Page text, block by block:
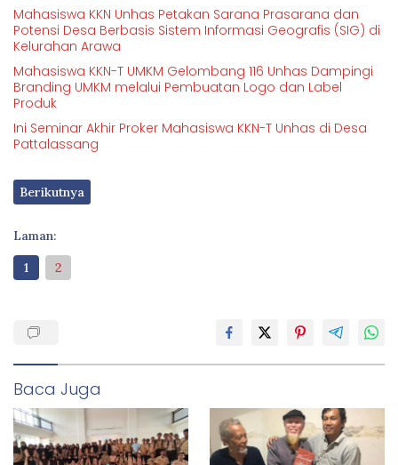
Mahasiswa KKN Unhas Petakan Sarana Prasarana dan
Potensi Desa Berbasis Sistem Informasi Geografis (SIG) di
Kelurahan Arawa
Mahasiswa KKN-T UMKM Gelombang 116 Unhas Dampingi
Branding UMKM melalui Pembuatan Logo dan Label
Produk
Ini Seminar Akhir Proker Mahasiswa KKN-T Unhas di Desa
Pattalassang
Berikutnya
Laman:
1
2
Baca Juga